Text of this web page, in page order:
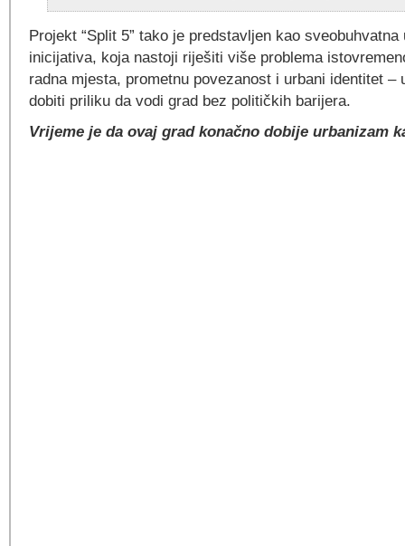
Projekt “Split 5” tako je predstavljen kao
inicijativa, koja nastoji riješiti više problema
radna mjesta, prometnu povezanost i urbani identitet –
dobiti priliku da vodi grad bez političkih barijera.
Vrijeme je da ovaj grad konačno dobije urbanizam